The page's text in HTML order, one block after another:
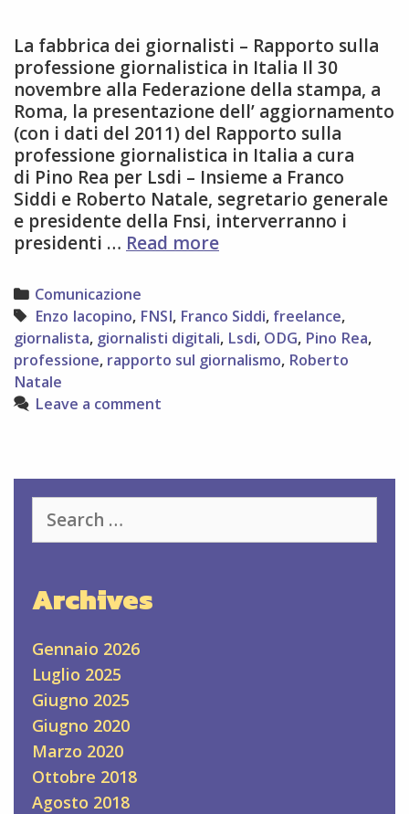
La fabbrica dei giornalisti – Rapporto sulla
professione giornalistica in Italia Il 30
novembre alla Federazione della stampa, a
Roma, la presentazione dell’ aggiornamento
(con i dati del 2011) del Rapporto sulla
professione giornalistica in Italia a cura
di Pino Rea per Lsdi – Insieme a Franco
Siddi e Roberto Natale, segretario generale
e presidente della Fnsi, interverranno i
presidenti … Read moreLa
a
Roma
il
30
Categories
Comunicazione
Tags
Enzo Iacopino, FNSI, Franco Siddi, freelance,
giornalista, giornalisti digitali, Lsdi, ODG, Pino Rea,
professione, rapporto sul giornalismo, Roberto
Natale
Leave a comment
for:
Archives
Gennaio 2026
Luglio 2025
Giugno 2025
Giugno 2020
Marzo 2020
Ottobre 2018
Agosto 2018